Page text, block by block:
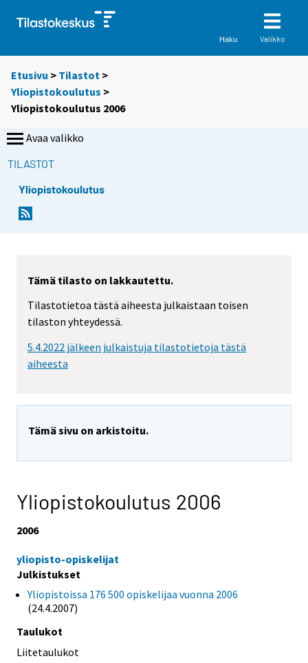
Haku Valikko
Etusivu > Tilastot >
Yliopistokoulutus >
Yliopistokoulutus 2006
Avaa valikko
TILASTOT
Yliopistokoulutus
Tämä tilasto on lakkautettu.
Tilastotietoa tästä aiheesta julkaistaan toisen
tilaston yhteydessä.
5.4.2022 jälkeen julkaistuja tilastotietoja tästä
aiheesta
Tämä sivu on arkistoitu.
Yliopistokoulutus 2006
2006
yliopisto-opiskelijat
Julkistukset
Yliopistoissa 176 500 opiskelijaa vuonna 2006
(24.4.2007)
Taulukot
Liitetaulukot